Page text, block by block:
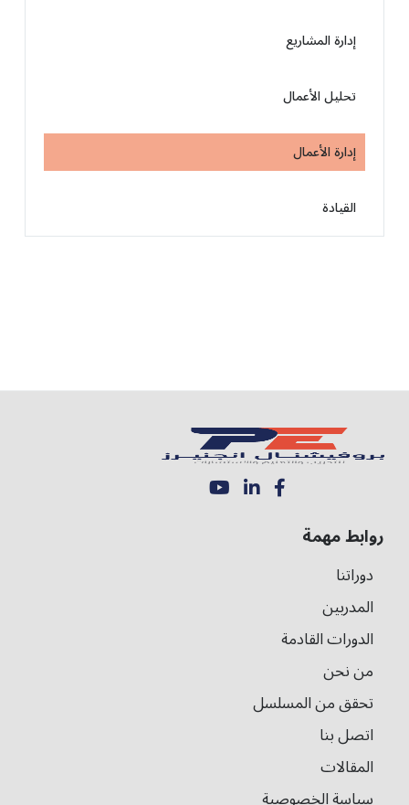
إدارة المشاريع
تحليل الأعمال
إدارة الأعمال
القيادة
روابط مهمة
دوراتنا
المدربين
الدورات القادمة
من نحن
تحقق من المسلسل
اتصل بنا
المقالات